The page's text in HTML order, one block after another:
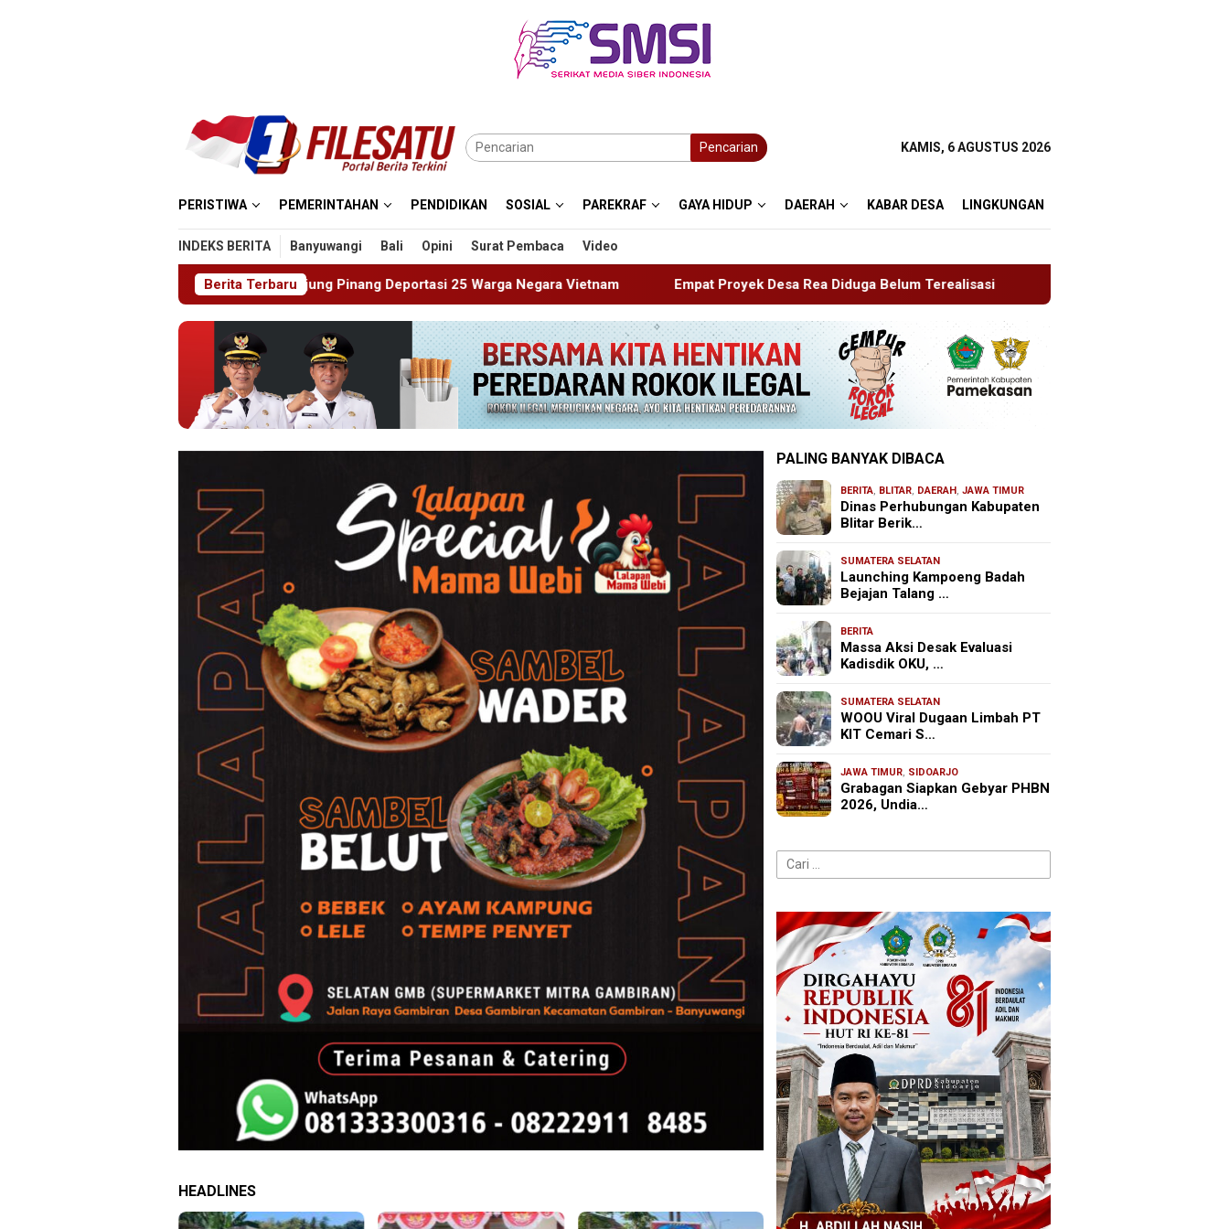
Pencarian KAMIS, 6 AGUSTUS 2026
PERISTIWA PEMERINTAHAN PENDIDIKAN SOSIAL PAREKRAF GAYA HIDUP DAERAH KABAR DESA LINGKUNGAN
INDEKS BERITA Banyuwangi Bali Opini Surat Pembaca Video
Berita Terbaru
Rudenim Pusat Tanjung Pinang Deportasi 25 Warga Negara Vietnam Empat Proyek Desa Rea Diduga Belum Terealisasi Kapolsek Dentim Hadiri Pelepasan Purna Tugas
HEADLINES
PALING BANYAK DIBACA
BERITA, BLITAR, DAERAH ,JAWA TIMUR
Dinas Perhubungan Kabupaten
Blitar Berik…
SUMATERA SELATAN
Launching Kampoeng Badah
Bejajan Talang …
BERITA
Massa Aksi Desak Evaluasi
Kadisdik OKU, …
SUMATERA SELATAN
WOOU Viral Dugaan Limbah PT
KIT Cemari S…
JAWA TIMUR, SIDOARJO
Grabagan Siapkan Gebyar PHBN
2026, Undia…
Cari
untuk: